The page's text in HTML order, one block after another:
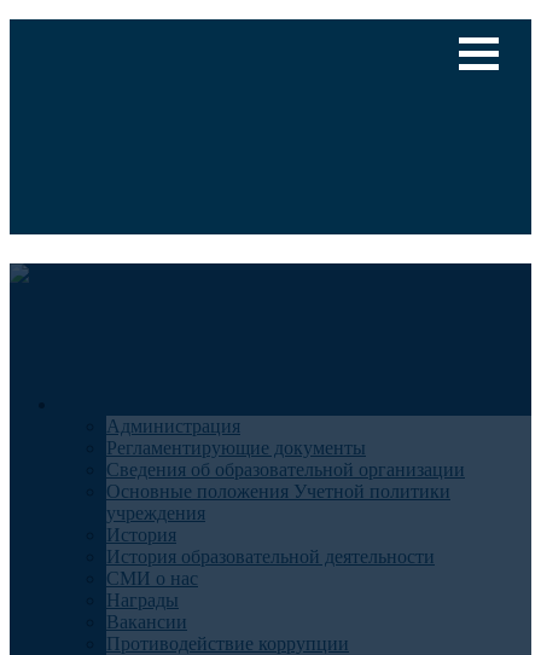
Администрация
Регламентирующие документы
Сведения об образовательной организации
Основные положения Учетной политики
учреждения
История
История образовательной деятельности
СМИ о нас
Награды
Вакансии
Противодействие коррупции